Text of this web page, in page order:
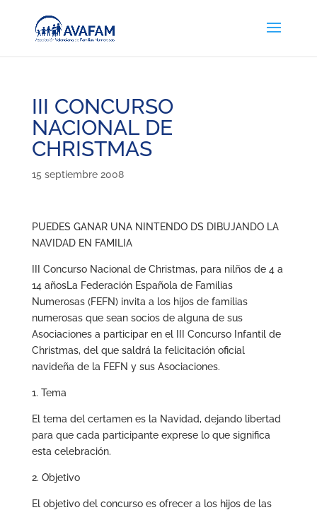
III CONCURSO
NACIONAL DE
CHRISTMAS
15 septiembre 2008
PUEDES GANAR UNA NINTENDO DS DIBUJANDO LA
NAVIDAD EN FAMILIA
III Concurso Nacional de Christmas, para nilños de 4 a
14 añosLa Federación Española de Familias
Numerosas (FEFN) invita a los hijos de familias
numerosas que sean socios de alguna de sus
Asociaciones a participar en el III Concurso Infantil de
Christmas, del que saldrá la felicitación oficial
navideña de la FEFN y sus Asociaciones.
1. Tema
El tema del certamen es la Navidad, dejando libertad
para que cada participante exprese lo que significa
esta celebración.
2. Objetivo
El objetivo del concurso es ofrecer a los hijos de las